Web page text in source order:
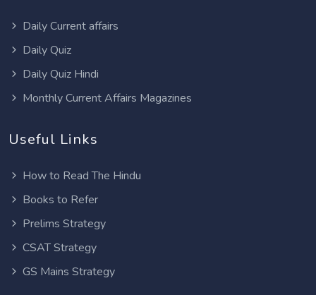
Daily Current affairs
Daily Quiz
Daily Quiz Hindi
Monthly Current Affairs Magazines
Useful Links
How to Read The Hindu
Books to Refer
Prelims Strategy
CSAT Strategy
GS Mains Strategy